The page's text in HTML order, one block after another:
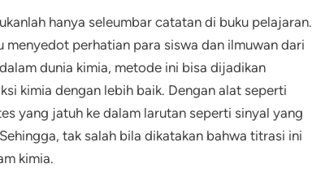
hanya seleumbar catatan di buku pelajaran.
perhatian para siswa dan ilmuwan dari
dunia kimia, metode ini bisa dijadikan
kimia dengan lebih baik. Dengan alat seperti
yang jatuh ke dalam larutan seperti sinyal yang
tak salah bila dikatakan bahwa titrasi ini
kimia.